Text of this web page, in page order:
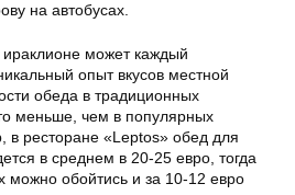
на автобусах.
может каждый
опыт вкусов местной
обеда в традиционных
меньше, чем в популярных
в ресторане «Leptos» обед для
в среднем в 20-25 евро, тогда
можно обойтись и за 10-12 евро